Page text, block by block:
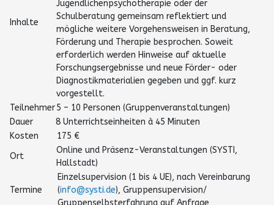
Inhalte
Jugendlichenpsychotherapie oder der
Schulberatung gemeinsam reflektiert und
mögliche weitere Vorgehensweisen in Beratung,
Förderung und Therapie besprochen. Soweit
erforderlich werden Hinweise auf aktuelle
Forschungsergebnisse und neue Förder- oder
Diagnostikmaterialien gegeben und ggf. kurz
vorgestellt.
Teilnehmer5 – 10 Personen (Gruppenveranstaltungen)
Dauer
8 Unterrichtseinheiten à 45 Minuten
Kosten
175 €
Ort
Online und Präsenz-Veranstaltungen (SYSTI,
Hallstadt)
Termine
Einzelsupervision (1 bis 4 UE), nach Vereinbarung
(info@systi.de), Gruppensupervision/